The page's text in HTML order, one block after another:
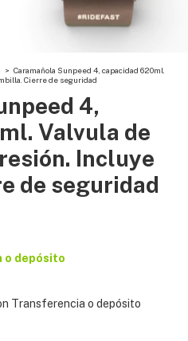
> Caramañola Sunpeed 4, capacidad 620ml.
Cierre de seguridad
4,
Valvula de
Incluye
de seguridad
o depósito
Transferencia o depósito